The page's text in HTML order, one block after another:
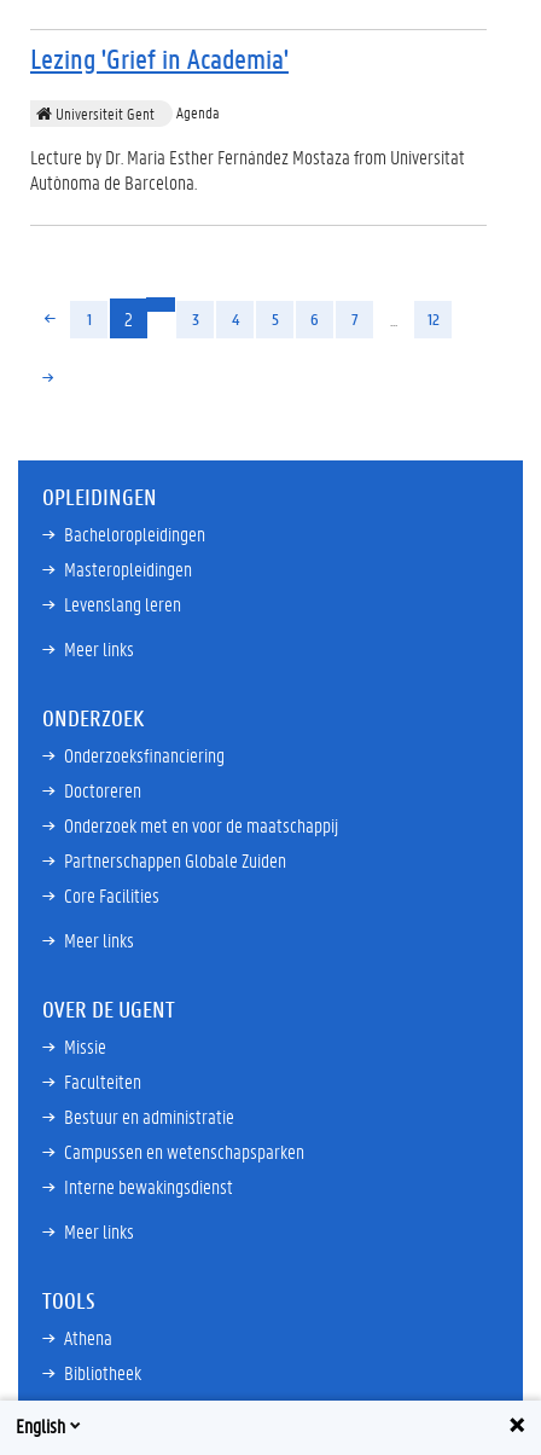
Lezing 'Grief in Academia'
Universiteit Gent Agenda
Lecture by Dr. Maria Esther Fernández Mostaza from Universitat
Autònoma de Barcelona.
1 2 (huidige)
3 4 5 6 7 12
OPLEIDINGEN
Bacheloropleidingen
Masteropleidingen
Levenslang leren
Meer links
ONDERZOEK
Onderzoeksfinanciering
Doctoreren
Onderzoek met en voor de maatschappij
Partnerschappen Globale Zuiden
Core Facilities
Meer links
OVER DE UGENT
Missie
Faculteiten
Bestuur en administratie
Campussen en wetenschapsparken
Interne bewakingsdienst
Meer links
TOOLS
Athena
Bibliotheek
TimeEdit
English